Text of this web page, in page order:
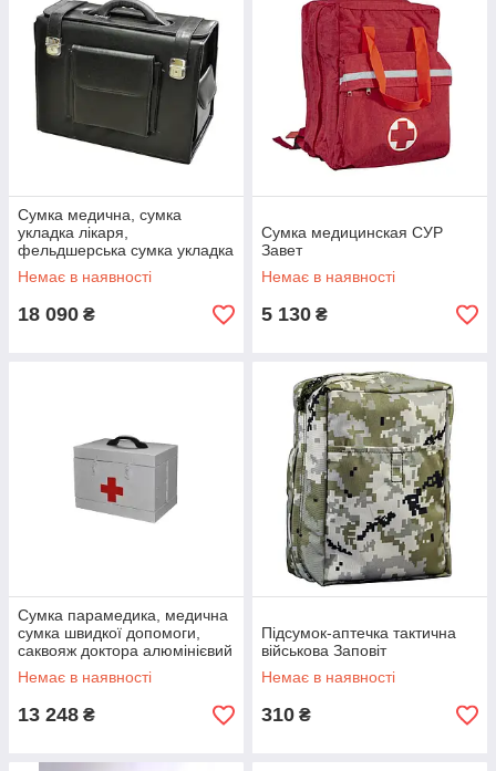
Сумка медична, сумка
укладка лікаря,
фельдшерська сумка укладка
лікаря СУСЛ №1 Заповіт
Немає в наявності
18 090 ₴
Сумка медицинская СУР
Завет
Немає в наявності
5 130 ₴
Сумка парамедика, медична
сумка швидкої допомоги,
саквояж доктора алюмінієвий
СМСП-01 Заповіт
Немає в наявності
13 248 ₴
Підсумок-аптечка тактична
військова Заповіт
Немає в наявності
310 ₴